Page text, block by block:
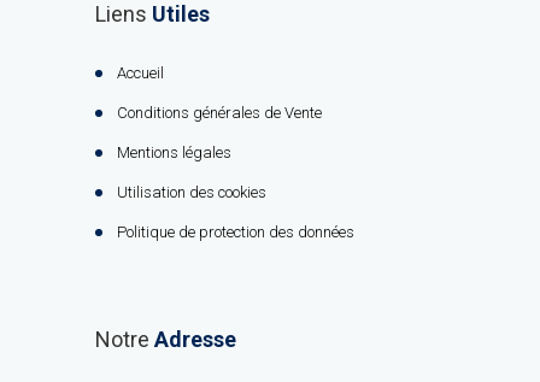
Liens Utiles
Accueil
Conditions générales de Vente
Mentions légales
Utilisation des cookies
Politique de protection des données
Notre Adresse